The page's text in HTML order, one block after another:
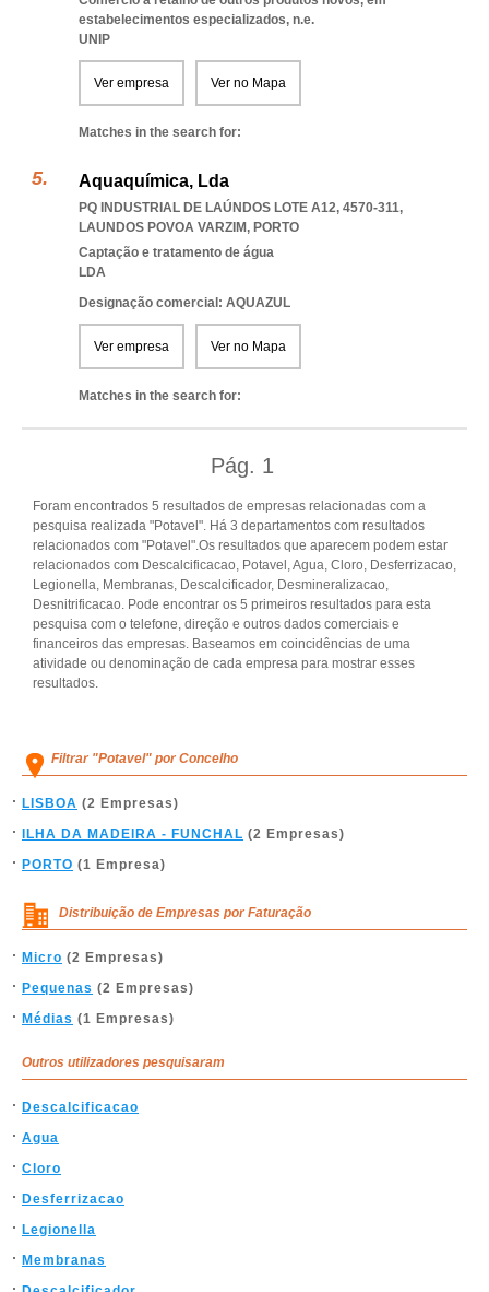
estabelecimentos especializados, n.e.
UNIP
Ver empresa Ver no Mapa
Matches in the search for:
Aquaquímica, Lda
PQ INDUSTRIAL DE LAÚNDOS LOTE A12, 4570-311,
LAUNDOS POVOA VARZIM, PORTO
Captação e tratamento de água
LDA
Designação comercial: AQUAZUL
Ver empresa Ver no Mapa
Matches in the search for:
Pág. 1
Foram encontrados 5 resultados de empresas relacionadas com a
pesquisa realizada "Potavel". Há 3 departamentos com resultados
relacionados com "Potavel".Os resultados que aparecem podem estar
relacionados com Descalcificacao, Potavel, Agua, Cloro, Desferrizacao,
Legionella, Membranas, Descalcificador, Desmineralizacao,
Desnitrificacao. Pode encontrar os 5 primeiros resultados para esta
pesquisa com o telefone, direção e outros dados comerciais e
financeiros das empresas. Baseamos em coincidências de uma
atividade ou denominação de cada empresa para mostrar esses
resultados.
Filtrar "Potavel" por Concelho
LISBOA (2 Empresas)
ILHA DA MADEIRA - FUNCHAL (2 Empresas)
PORTO (1 Empresa)
Distribuição de Empresas por Faturação
Micro (2 Empresas)
Pequenas (2 Empresas)
Médias (1 Empresas)
Outros utilizadores pesquisaram
Descalcificacao
Agua
Cloro
Desferrizacao
Legionella
Membranas